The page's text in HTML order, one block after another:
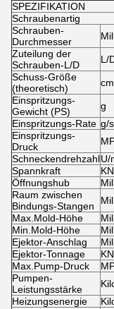
SPEZIFIKATION
Schraubenartig
Schrauben-
Durchmesser
Zuteilung der
Schrauben-L/D
L/
Schuss-Größe
(theoretisch)
Einspritzungs-
Gewicht (PS)
g
Einspritzungs-Rate g/s
Einspritzungs-
Druck
SchneckendrehzahlU/
Spannkraft
KN
Öffnungshub
Raum zwischen
Bindungs-Stangen
Max.Mold-Höhe
Min.Mold-Höhe
Ejektor-Anschlag
Ejektor-Tonnage
KN
Max.Pump-Druck
Pumpen-
Leistungsstärke
Heizungsenergie